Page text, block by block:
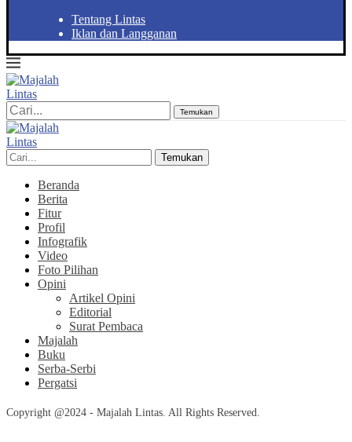
Tentang Lintas
Iklan dan Langganan
Temukan
Temukan
Beranda
Berita
Fitur
Profil
Infografik
Video
Foto Pilihan
Opini
Artikel Opini
Editorial
Surat Pembaca
Majalah
Buku
Serba-Serbi
Pergatsi
Copyright @2024 - Majalah Lintas. All Rights Reserved.